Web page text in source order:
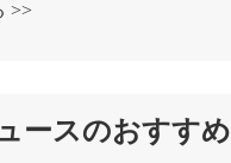
>>
ースのおすすめ